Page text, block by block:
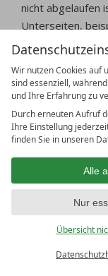
Wir nutzen Cookies auf
sind essenziell,
und Ihre Erfahrung zu
Durch erneuten Aufruf
Ihre Einstellung
finden Sie in unseren
Alle
Nur
Übersicht
nicht abgelaufen
Unterseiten,
Online-Shop-
aufgerufen
können sowohl
ein Nutzer, der
Internetseite
einen
Die durch die
erhobenen
Google
Internetseite zu
werden durch
Gesamtanzahl
Ads-Anzeigen